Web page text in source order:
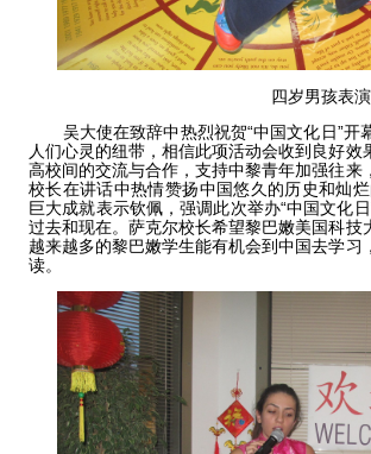
四岁男孩表
吴大使在致辞中热烈祝贺“中国文化日”开
人们心灵的纽带，相信此项活动会收到良好
高校间的交流与合作，支持中黎青年加强往
校长在讲话中热情赞扬中国悠久的历史和灿
巨大成就表示钦佩，强调此次举办“中国文化
过去和现在。萨克尔校长希望黎巴嫩美国科
越来越多的黎巴嫩学生能有机会到中国去学
读。